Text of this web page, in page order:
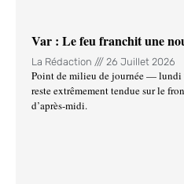
Var : Le feu franchit une
La Rédaction 26 Juillet 2026
Point de milieu de journée —
reste extrêmement tendue sur le
d’après-midi.